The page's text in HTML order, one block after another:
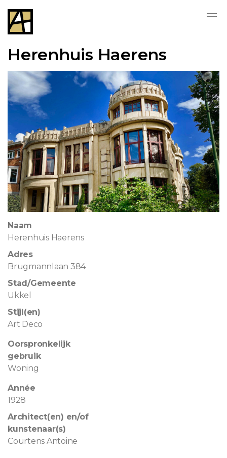
Herenhuis Haerens
Naam
Herenhuis Haerens
Adres
Brugmannlaan 384
Stad/Gemeente
Ukkel
Stijl(en)
Art Deco
Oorspronkelijk
gebruik
Woning
Année
1928
Architect(en) en/of
kunstenaar(s)
Courtens Antoine